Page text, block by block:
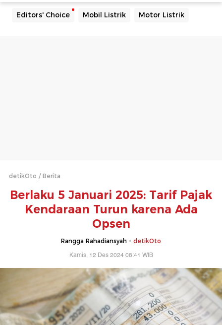
Editors' Choice Mobil Listrik Motor Listrik
detikOto Berita
Berlaku 5 Januari 2025: Tarif Pajak
Kendaraan Turun karena Ada
Opsen
Rangga Rahadiansyah - detikOto
Kamis, 12 Des 2024 08:41 WIB